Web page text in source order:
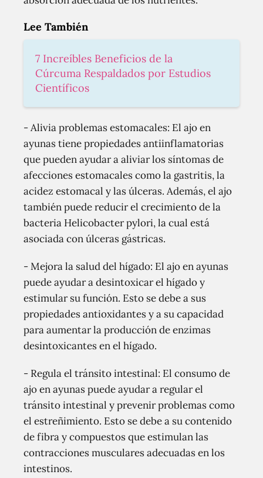
Lee También
7 Increíbles Beneficios de la
Cúrcuma Respaldados por Estudios
Científicos
- Alivia problemas estomacales: El ajo en
ayunas tiene propiedades antiinflamatorias
que pueden ayudar a aliviar los síntomas de
afecciones estomacales como la gastritis, la
acidez estomacal y las úlceras. Además, el ajo
también puede reducir el crecimiento de la
bacteria Helicobacter pylori, la cual está
asociada con úlceras gástricas.
- Mejora la salud del hígado: El ajo en ayunas
puede ayudar a desintoxicar el hígado y
estimular su función. Esto se debe a sus
propiedades antioxidantes y a su capacidad
para aumentar la producción de enzimas
desintoxicantes en el hígado.
- Regula el tránsito intestinal: El consumo de
ajo en ayunas puede ayudar a regular el
tránsito intestinal y prevenir problemas como
el estreñimiento. Esto se debe a su contenido
de fibra y compuestos que estimulan las
contracciones musculares adecuadas en los
intestinos.